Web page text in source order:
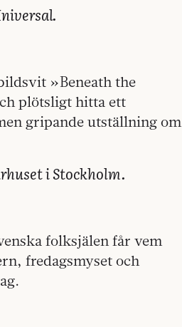
»Beneath the
plötsligt hitta ett
gripande utställning om
i Stockholm.
folksjälen får vem
fredagsmyset och